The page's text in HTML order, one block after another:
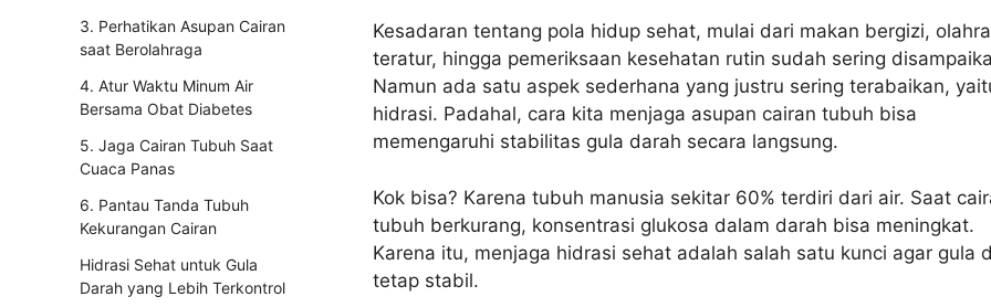
Kesadaran tentang pola hidup sehat, mulai dari makan bergizi,
teratur, hingga pemeriksaan kesehatan rutin sudah sering
Namun ada satu aspek sederhana yang justru sering terabaikan,
hidrasi. Padahal, cara kita menjaga asupan cairan tubuh bisa
memengaruhi stabilitas gula darah secara langsung.
Kok bisa? Karena tubuh manusia sekitar 60% terdiri dari air. Saat
tubuh berkurang, konsentrasi glukosa dalam darah bisa meningkat.
Karena itu, menjaga hidrasi sehat adalah salah satu kunci agar gula
tetap stabil.
3. Perhatikan Asupan Cairan
saat Berolahraga
4. Atur Waktu Minum Air
Bersama Obat Diabetes
5. Jaga Cairan Tubuh Saat
Cuaca Panas
6. Pantau Tanda Tubuh
Kekurangan Cairan
Hidrasi Sehat untuk Gula
Darah yang Lebih Terkontrol